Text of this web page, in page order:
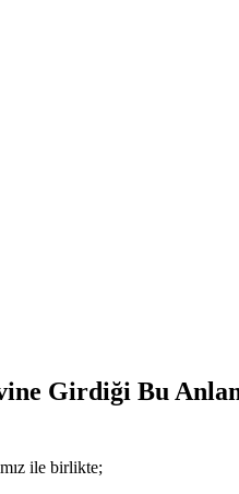
Girdiği Bu
ile birlikte;